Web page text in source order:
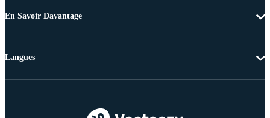
En Savoir Davantage
Langues